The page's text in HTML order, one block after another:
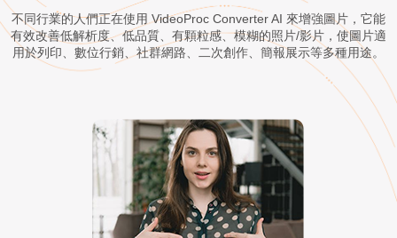
不同行業的人們正在使用 VideoProc Converter AI 來增強圖片，它能
有效改善低解析度、低品質、有顆粒感、模糊的照片/影片，使圖片適
用於列印、數位行銷、社群網路、二次創作、簡報展示等多種用途。